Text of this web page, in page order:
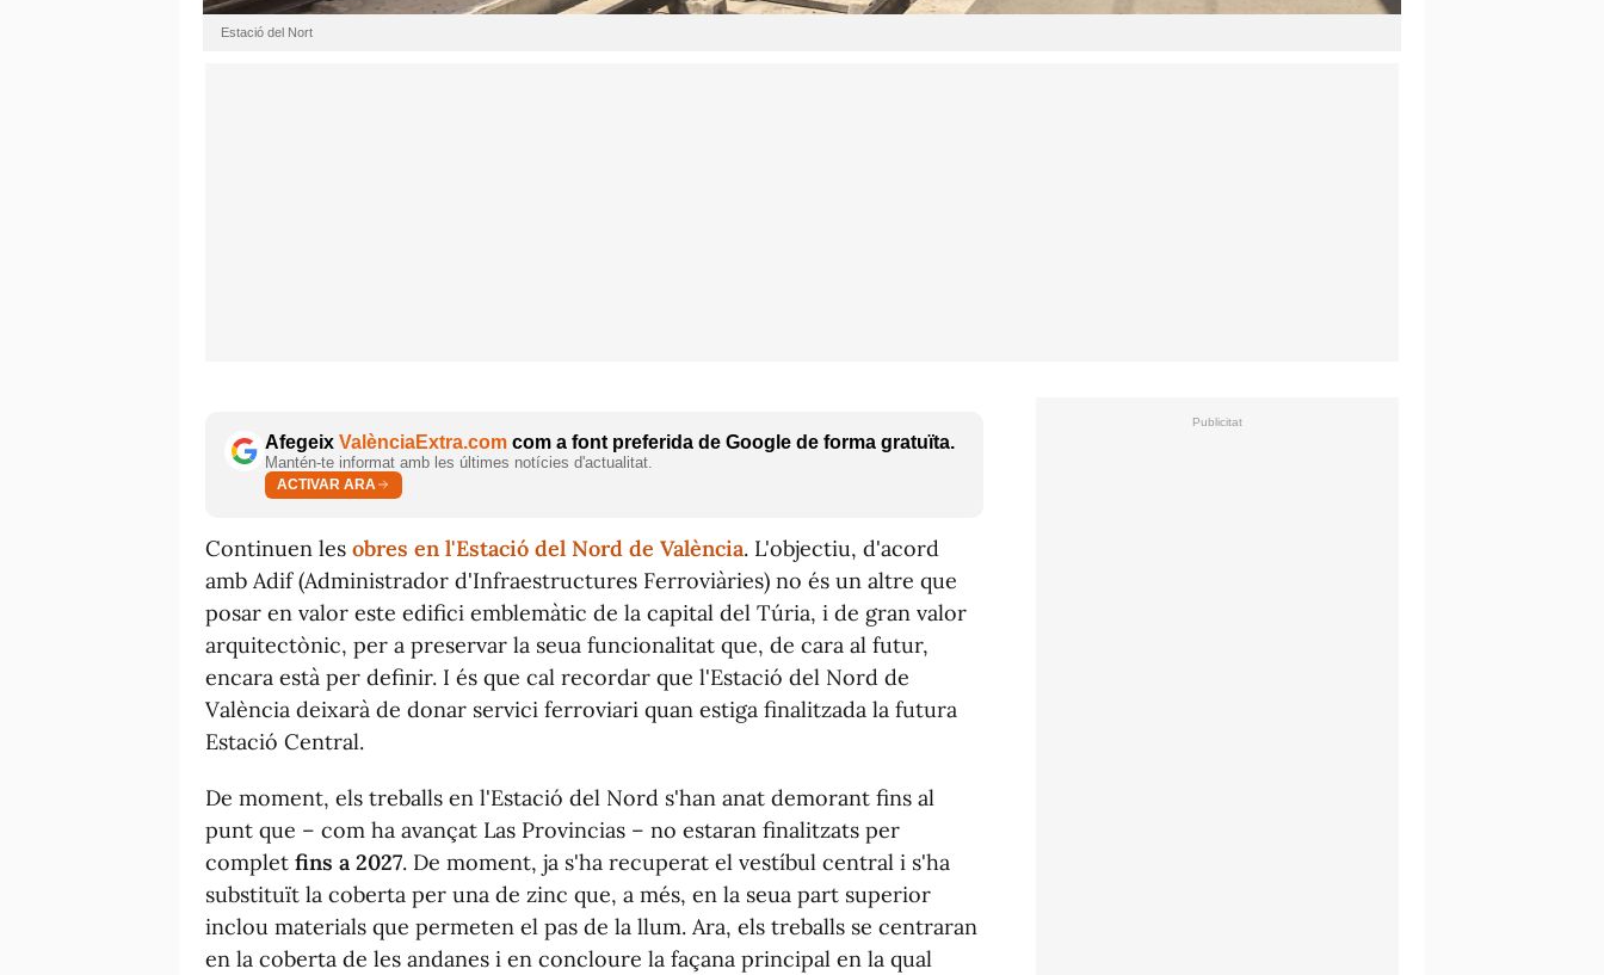
Estació del Nort
Afegeix ValènciaExtra.com com a font preferida de Google de forma gratuïta.
Mantén-te informat amb les últimes notícies d'actualitat.
ACTIVAR ARA
Continuen les obres en l'Estació del Nord de València. L'objectiu, d'acord
amb Adif (Administrador d'Infraestructures Ferroviàries) no és un altre que
posar en valor este edifici emblemàtic de la capital del Túria, i de gran valor
arquitectònic, per a preservar la seua funcionalitat que, de cara al futur,
encara està per definir. I és que cal recordar que l'Estació del Nord de
València deixarà de donar servici ferroviari quan estiga finalitzada la futura
Estació Central.
De moment, els treballs en l'Estació del Nord s'han anat demorant fins al
punt que – com ha avançat Las Provincias – no estaran finalitzats per
complet fins a 2027. De moment, ja s'ha recuperat el vestíbul central i s'ha
substituït la coberta per una de zinc que, a més, en la seua part superior
inclou materials que permeten el pas de la llum. Ara, els treballs se centraran
en la coberta de les andanes i en concloure la façana principal en la qual